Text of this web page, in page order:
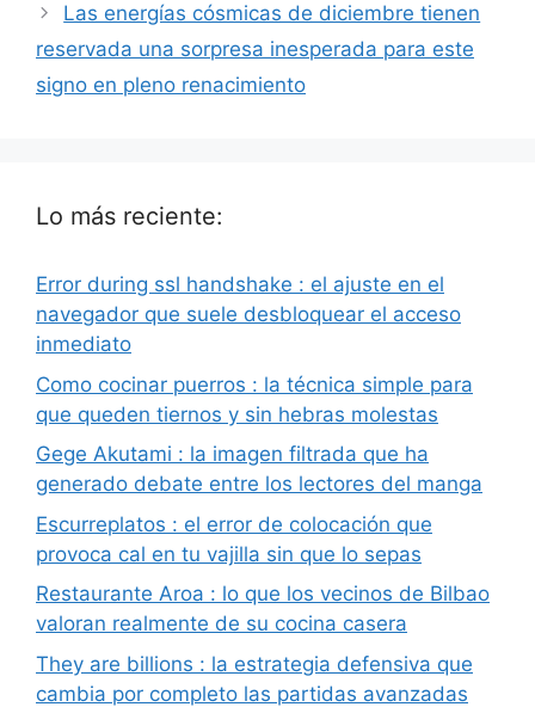
Las energías cósmicas de diciembre tienen
reservada una sorpresa inesperada para este
signo en pleno renacimiento
Lo más reciente:
Error during ssl handshake : el ajuste en el
navegador que suele desbloquear el acceso
inmediato
Como cocinar puerros : la técnica simple para
que queden tiernos y sin hebras molestas
Gege Akutami : la imagen filtrada que ha
generado debate entre los lectores del manga
Escurreplatos : el error de colocación que
provoca cal en tu vajilla sin que lo sepas
Restaurante Aroa : lo que los vecinos de Bilbao
valoran realmente de su cocina casera
They are billions : la estrategia defensiva que
cambia por completo las partidas avanzadas